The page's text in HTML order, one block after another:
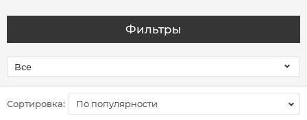
Фильтры
Сортировка: По популярности